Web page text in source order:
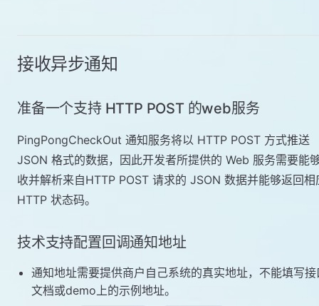
接收异步通知
准备一个支持 HTTP POST 的web服务
PingPongCheckOut 通知服务将以 HTTP POST 方式推送
JSON 格式的数据，因此开发者所提供的 Web 服务需要能
收并解析来自HTTP POST 请求的 JSON 数据并能够返回相
HTTP 状态码。
技术支持配置回调通知地址
通知地址需要提供商户自己系统的真实地址，不能填写接
文档或demo上的示例地址。